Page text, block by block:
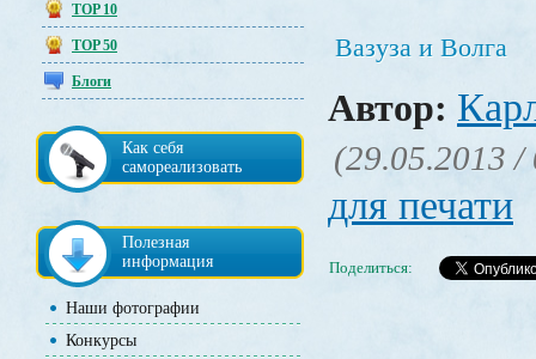
TOP 10
TOP 50
Блоги
Как себя
самореализовать
Полезная
информация
Наши фотографии
Конкурсы
Вазуза и Волга
Автор:
(29.05.2013 /
для печати
Поделиться: